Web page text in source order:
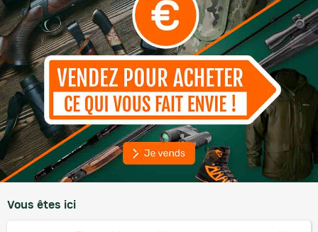
Vous êtes ici